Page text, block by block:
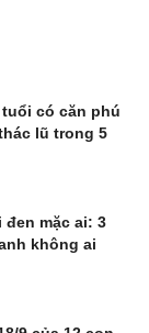
có căn phú
lũ trong 5
đen mặc ai: 3
không ai